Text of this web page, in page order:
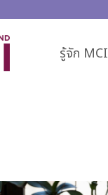
รู้จัก MCI